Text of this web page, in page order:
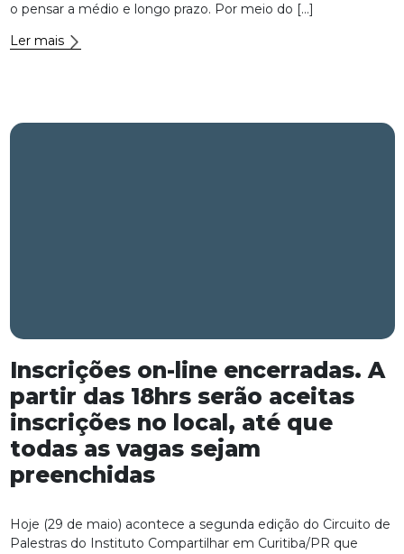
o pensar a médio e longo prazo. Por meio do […]
Ler mais
Inscrições on-line encerradas. A
partir das 18hrs serão aceitas
inscrições no local, até que
todas as vagas sejam
preenchidas
Hoje (29 de maio) acontece a segunda edição do Circuito de
Palestras do Instituto Compartilhar em Curitiba/PR que